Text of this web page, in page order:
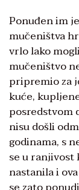
Ponuđen im
mučeništva
vrlo lako
mučeništvo
pripremio za
kuće,
posredstvom
nisu došli
godinama, s
se u ranjivost
nastanila i